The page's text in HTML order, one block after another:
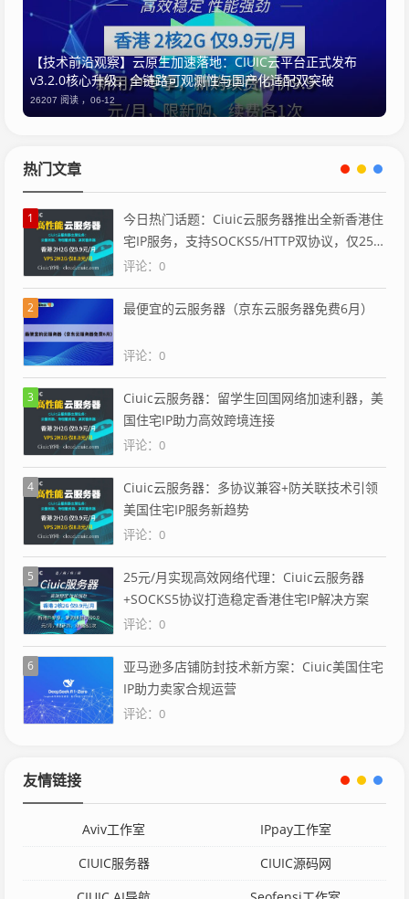
【技术前沿观察】云原生加速落地：CIUIC云平台正式发布
v3.2.0核心升级，全链路可观测性与国产化适配双突破
26207 阅读 ， 06-12
热门文章
1
今日热门话题：Ciuic云服务器推出全新香港住
宅IP服务，支持SOCKS5/HTTP双协议，仅25
元/月
评论：0
2 最便宜的云服务器（京东云服务器免费6月）
评论：0
3
Ciuic云服务器：留学生回国网络加速利器，美
国住宅IP助力高效跨境连接
评论：0
4
Ciuic云服务器：多协议兼容+防关联技术引领
美国住宅IP服务新趋势
评论：0
5
25元/月实现高效网络代理：Ciuic云服务器
+SOCKS5协议打造稳定香港住宅IP解决方案
评论：0
6
亚马逊多店铺防封技术新方案：Ciuic美国住宅
IP助力卖家合规运营
评论：0
友情链接
Aviv工作室
IPpay工作室
CIUIC服务器
CIUIC源码网